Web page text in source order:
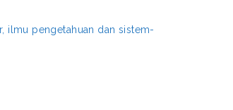
ilmu pengetahuan dan sistem-